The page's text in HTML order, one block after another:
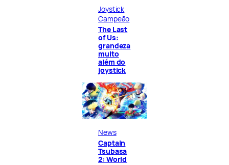
Joystick
Campeão
The Last
of Us:
grandeza
muito
além do
joystick
News
Captain
Tsubasa
2: World